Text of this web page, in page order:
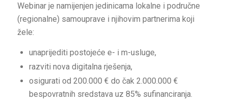
Webinar je namijenjen jedinicama lokalne i područne
(regionalne) samouprave i njihovim partnerima koji
žele:
unaprijediti postojeće e- i m-usluge,
razviti nova digitalna rješenja,
osigurati od 200.000 € do čak 2.000.000 €
bespovratnih sredstava uz 85% sufinanciranja.